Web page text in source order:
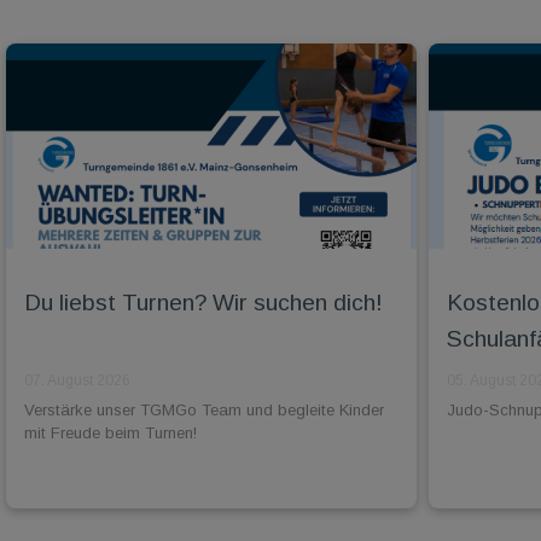
Du liebst Turnen? Wir suchen dich!
Verstärke unser TGMGo Team und begleite Kinder
mit Freude beim Turnen!
Judo-